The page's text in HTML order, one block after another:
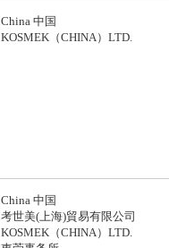
China 中国
KOSMEK（CHINA）LTD.
China 中国
考世美(上海)貿易有限公司
KOSMEK（CHINA）LTD.